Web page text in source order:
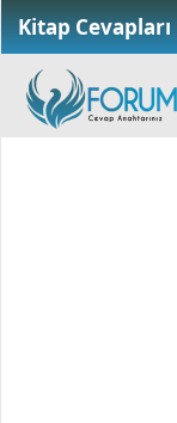
Kitap Cevapları